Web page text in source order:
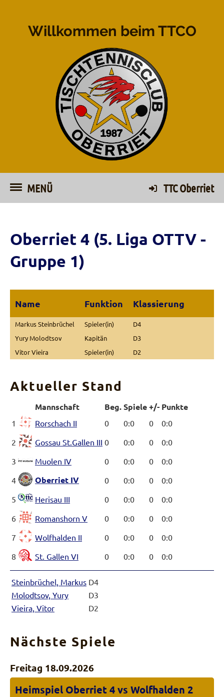
Willkommen beim TTCO
MENÜ TTC Oberriet
Oberriet 4 (5. Liga OTTV -
Gruppe 1)
Name Funktion Klassierung
Markus Steinbrüchel Spieler(in)
D4
Yury Molodtsov
Kapitän
D3
Vitor Vieira
Spieler(in) D2
Aktueller Stand
Mannschaft Beg.Spiele+/- Punkte
1 Rorschach II 0 0:0 0
0:0
2
Gossau St.Gallen III 0 0:0 0
0:0
3
Muolen IV 0 0:0 0
0:0
4
Oberriet IV 0 0:0 0
0:0
5
Herisau III 0 0:0 0
0:0
6
Romanshorn V 0 0:0 0
0:0
7
Wolfhalden II 0 0:0 0
0:0
8
St. Gallen VI 0 0:0 0 0:0
Steinbrüchel, Markus D4
Molodtsov, Yury
D3
Vieira, Vitor
D2
Nächste Spiele
Freitag 18.09.2026
Heimspiel Oberriet 4 vs Wolfhalden 2